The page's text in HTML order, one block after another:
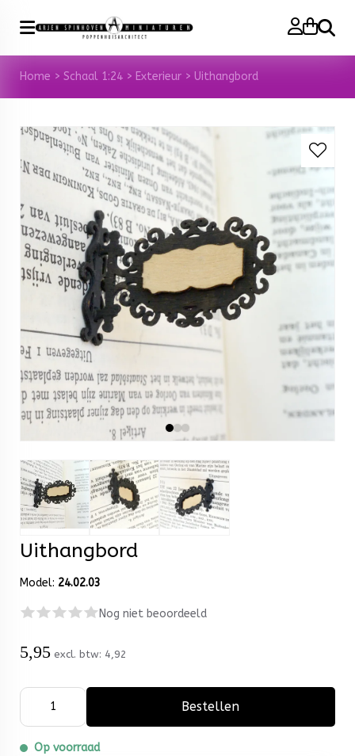
Zoeken
Home > Schaal 1:24 > Exterieur > Uithangbord
Uithangbord
Model: 24.02.03
Nog niet beoordeeld
5,95 excl. btw: 4,92
Bestellen
Op voorraad